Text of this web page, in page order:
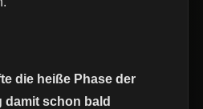
die heiße Phase der
schon bald